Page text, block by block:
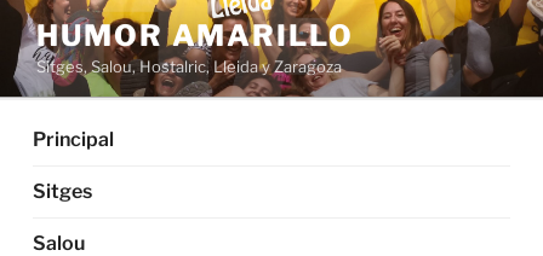
HUMOR AMARILLO
Sitges, Salou, Hostalric, Lleida y Zaragoza
Principal
Sitges
Salou